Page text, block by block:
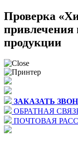
Проверка
привлечения
продукции
ЗАКАЗАТЬ
ОБРАТНАЯ
ПОЧТОВАЯ